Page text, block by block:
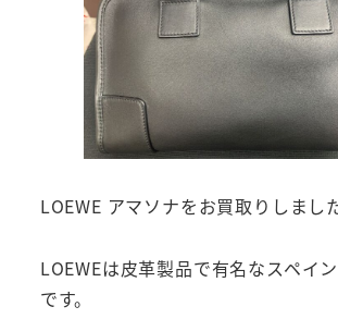
LOEWE アマソナをお買取りしまし
LOEWEは皮革製品で有名なスペイ
です。